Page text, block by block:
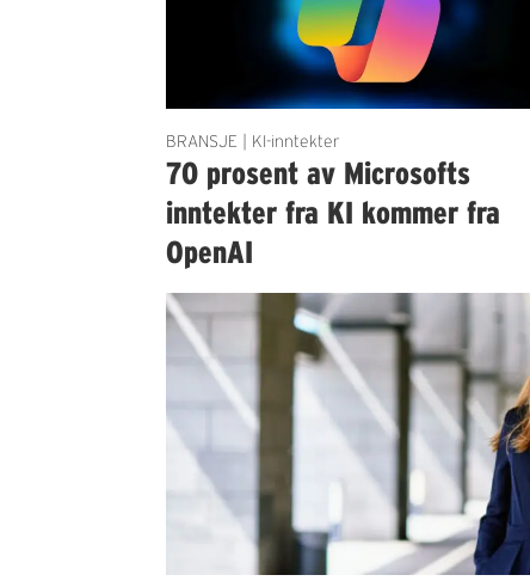
BRANSJE | KI-inntekter
70 prosent av Microsofts
inntekter fra KI kommer fra
OpenAI